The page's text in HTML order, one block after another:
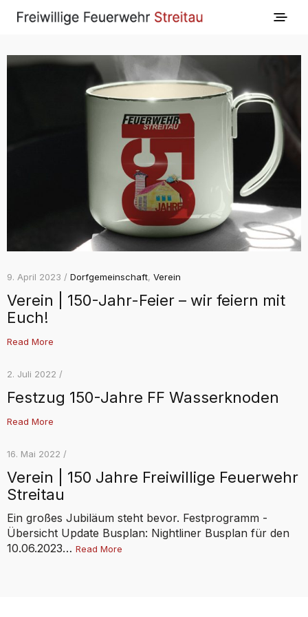
9. April 2023 / Dorfgemeinschaft, Verein
Verein | 150-Jahr-Feier – wir feiern mit
Euch!
Read More
2. Juli 2022 /
Festzug 150-Jahre FF Wasserknoden
Read More
16. Mai 2022 /
Verein | 150 Jahre Freiwillige Feuerwehr
Streitau
Ein großes Jubiläum steht bevor. Festprogramm -
Übersicht Update Busplan: Nightliner Busplan für den
10.06.2023… Read More